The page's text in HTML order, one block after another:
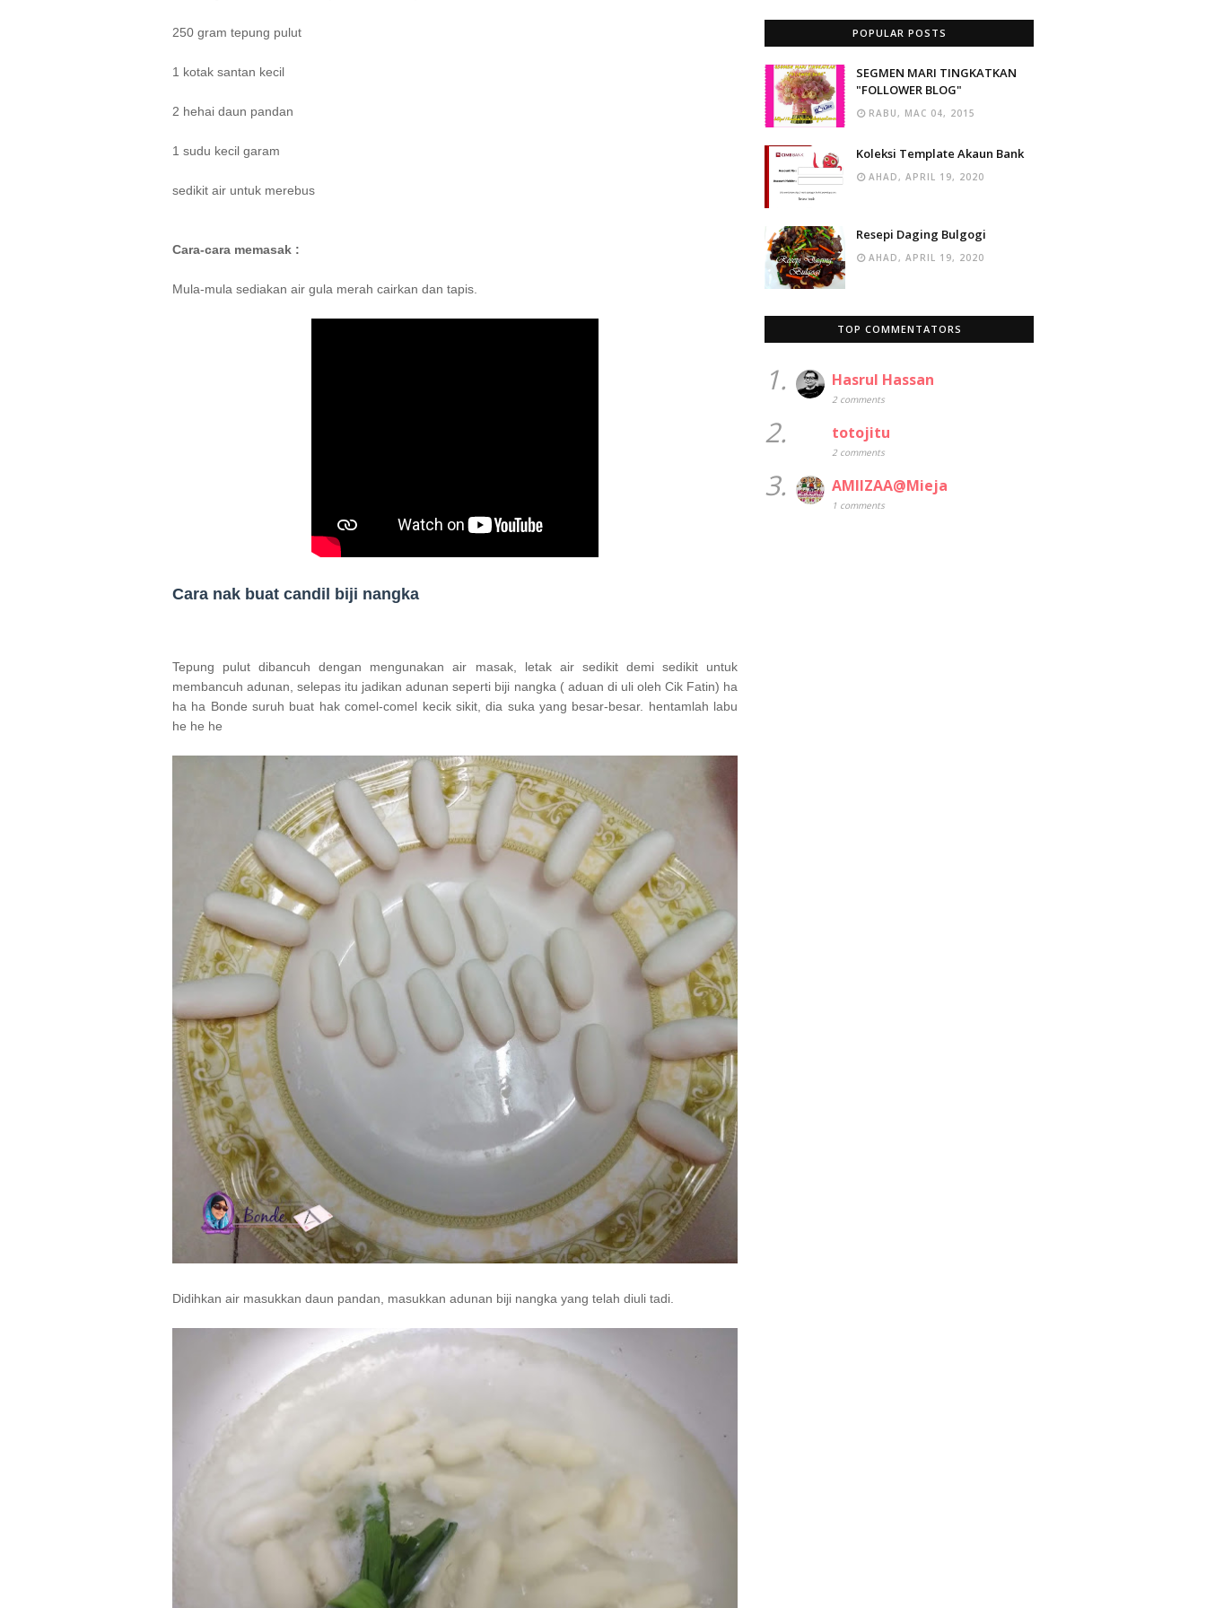
250 gram tepung pulut
1 kotak santan kecil
2 hehai daun pandan
1 sudu kecil garam
sedikit air untuk merebus
Cara-cara memasak :
Mula-mula sediakan air gula merah cairkan dan tapis.
Cara nak buat candil biji nangka
Tepung pulut dibancuh dengan mengunakan air masak, letak air sedikit demi sedikit untuk
membancuh adunan, selepas itu jadikan adunan seperti biji nangka ( aduan di uli oleh Cik Fatin) ha
ha ha Bonde suruh buat hak comel-comel kecik sikit, dia suka yang besar-besar. hentamlah labu
he he he
Didihkan air masukkan daun pandan, masukkan adunan biji nangka yang telah diuli tadi.
POPULAR POSTS
SEGMEN MARI TINGKATKAN
"FOLLOWER BLOG"
RABU, MAC 04, 2015
Koleksi Template Akaun Bank
AHAD, APRIL 19, 2020
Resepi Daging Bulgogi
AHAD, APRIL 19, 2020
TOP COMMENTATORS
1. Hasrul Hassan
2 comments
2. totojitu
2 comments
3. AMIIZAA@Mieja
1 comments